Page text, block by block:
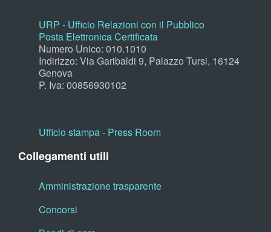
URP - Ufficio Relazioni con il Pubblico
Posta Elettronica Certificata
Numero Unico: 010.1010
Indirizzo: Via Garibaldi 9, Palazzo Tursi, 16124
Genova
P. Iva: 00856930102
Ufficio stampa - Press Room
Collegamenti utili
Amministrazione trasparente
Concorsi